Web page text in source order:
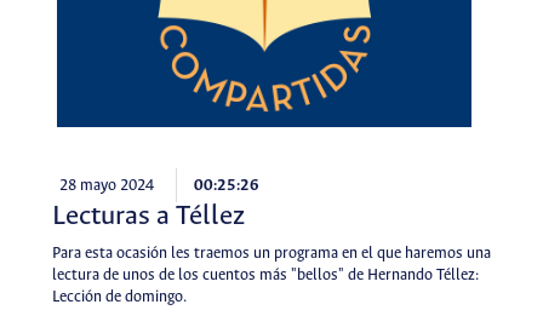
28 mayo 2024 00:25:26
Lecturas a Téllez
Para esta ocasión les traemos un programa en el que haremos una
lectura de unos de los cuentos más "bellos" de Hernando Téllez:
Lección de domingo.